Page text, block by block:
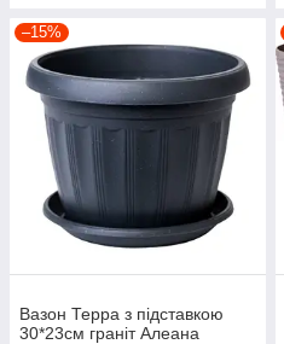
–15%
Вазон Терра з підставкою
30*23см граніт Алеана